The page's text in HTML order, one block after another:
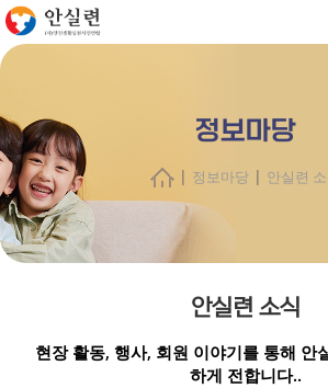
정보마당
| 정보마당 | 안실련
안실련 소식
현장 활동, 행사, 회원 이야기를 통해 안
하게 전합니다..